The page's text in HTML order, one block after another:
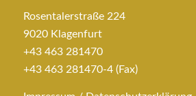
Rosentalerstraße 224
9020 Klagenfurt
+43 463 281470
+43 463 281470-4 (Fax)